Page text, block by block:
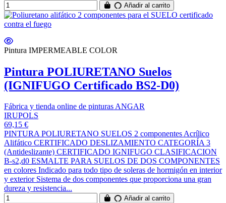
Añadir al carrito
Pintura IMPERMEABLE COLOR
Pintura POLIURETANO Suelos
(IGNIFUGO Certificado BS2-D0)
Fábrica y tienda online de pinturas ANGAR
IRUPOLS
69,15 €
PINTURA POLIURETANO SUELOS 2 componentes Acrílico
Alifático CERTIFICADO DESLIZAMIENTO CATEGORÍA 3
(Antideslizante) CERTIFICADO IGNIFUGO CLASIFICACION
B-s2,d0 ESMALTE PARA SUELOS DE DOS COMPONENTES
en colores Indicado para todo tipo de soleras de hormigón en interior
y exterior Sistema de dos componentes que proporciona una gran
dureza y resistencia...
Añadir al carrito